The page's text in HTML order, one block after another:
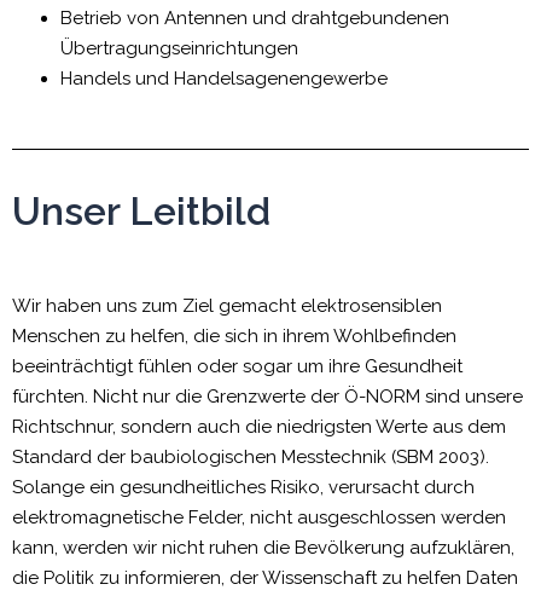
Betrieb von Antennen und drahtgebundenen
Übertragungseinrichtungen
Handels und Handelsagenengewerbe
Unser Leitbild
Wir haben uns zum Ziel gemacht elektrosensiblen
Menschen zu helfen, die sich in ihrem Wohlbefinden
beeinträchtigt fühlen oder sogar um ihre Gesundheit
fürchten. Nicht nur die Grenzwerte der Ö-NORM sind unsere
Richtschnur, sondern auch die niedrigsten Werte aus dem
Standard der baubiologischen Messtechnik (SBM 2003).
Solange ein gesundheitliches Risiko, verursacht durch
elektromagnetische Felder, nicht ausgeschlossen werden
kann, werden wir nicht ruhen die Bevölkerung aufzuklären,
die Politik zu informieren, der Wissenschaft zu helfen Daten